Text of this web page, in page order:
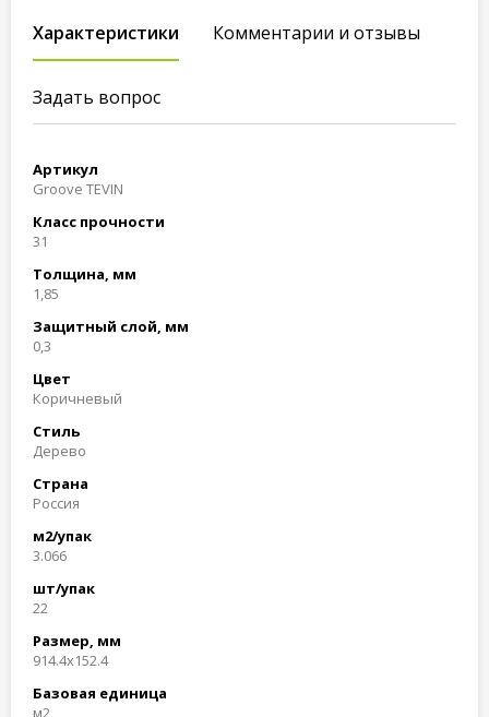
Характеристики Комментарии и отзывы
Задать вопрос
Артикул
Groove TEVIN
Класс прочности
31
Толщина, мм
1,85
Защитный слой, мм
0,3
Цвет
Коричневый
Стиль
Дерево
Страна
Россия
м2/упак
3.066
шт/упак
22
Размер, мм
914.4x152.4
Базовая единица
м2